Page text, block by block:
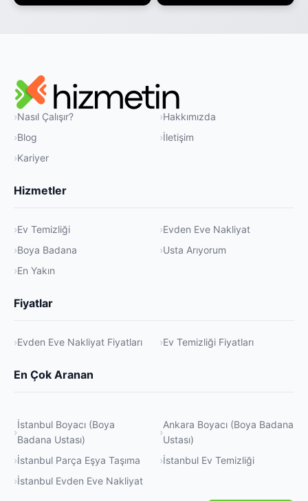
Nasıl Çalışır?
Hakkımızda
Blog
İletişim
Kariyer
Hizmetler
Ev Temizliği
Evden Eve Nakliyat
Boya Badana
Usta Arıyorum
En Yakın
Fiyatlar
Evden Eve Nakliyat Fiyatları Ev Temizliği Fiyatları
En Çok Aranan
İstanbul Boyacı (Boya
Badana Ustası)
Ankara Boyacı (Boya Badana
Ustası)
İstanbul Parça Eşya Taşıma
İstanbul Ev Temizliği
İstanbul Evden Eve Nakliyat